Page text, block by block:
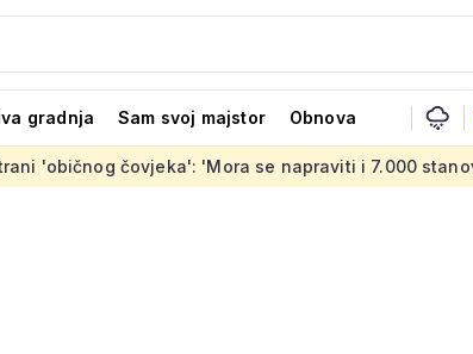
gradnja Sam svoj majstor Obnova
'Mora se napraviti i 7.000 stanova koji su OK'